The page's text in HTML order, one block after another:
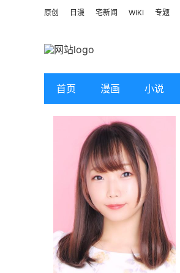
原创 日漫 宅新闻 WIKI 专题
首页 漫画 小说